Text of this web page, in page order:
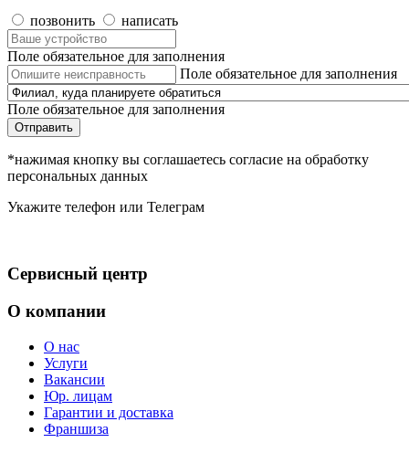
позвонить написать
Поле обязательное для заполнения
Поле обязательное для заполнения
Поле обязательное для заполнения
Отправить
*нажимая кнопку вы соглашаетесь согласие на обработку
персональных данных
Укажите телефон или Телеграм
Сервисный центр
О компании
О нас
Услуги
Вакансии
Юр. лицам
Гарантии и доставка
Франшиза